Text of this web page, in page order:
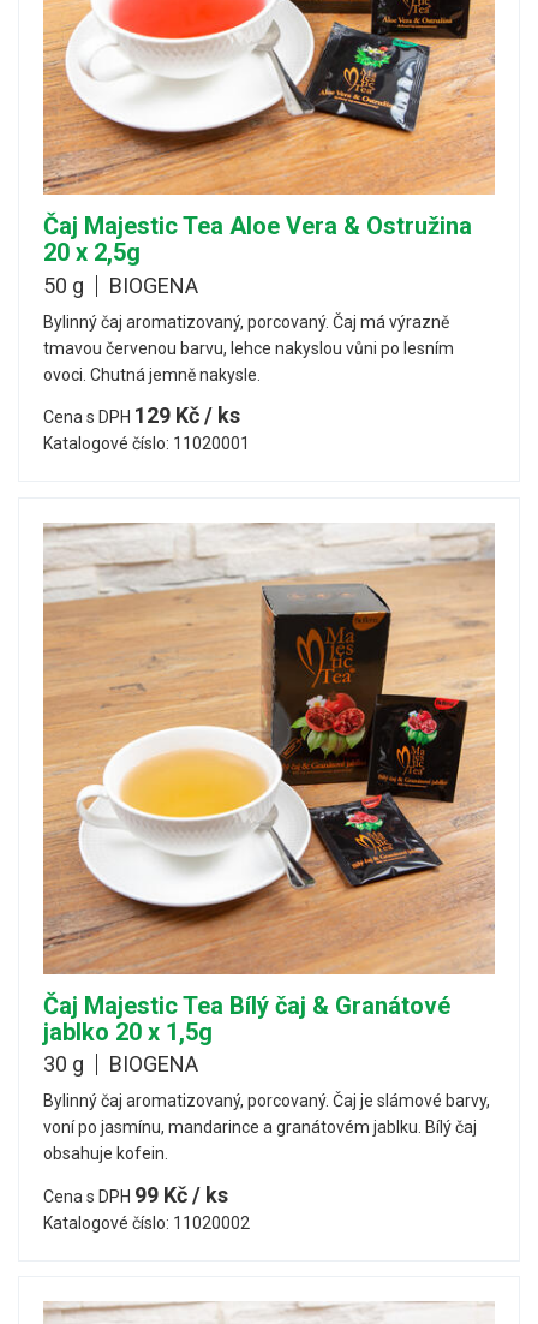
Čaj Majestic Tea Aloe Vera & Ostružina
20 x 2,5g
50 g BIOGENA
Bylinný čaj aromatizovaný, porcovaný. Čaj má výrazně
tmavou červenou barvu, lehce nakyslou vůni po lesním
ovoci. Chutná jemně nakysle.
Cena s DPH 129 Kč / ks
Katalogové číslo: 11020001
Čaj Majestic Tea Bílý čaj & Granátové
jablko 20 x 1,5g
30 g BIOGENA
Bylinný čaj aromatizovaný, porcovaný. Čaj je slámové barvy,
voní po jasmínu, mandarince a granátovém jablku. Bílý čaj
obsahuje kofein.
Cena s DPH 99 Kč / ks
Katalogové číslo: 11020002